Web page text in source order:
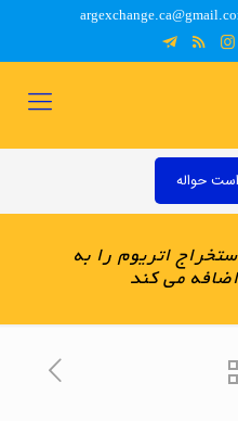
حواله
اتریوم را به
می‌ کند